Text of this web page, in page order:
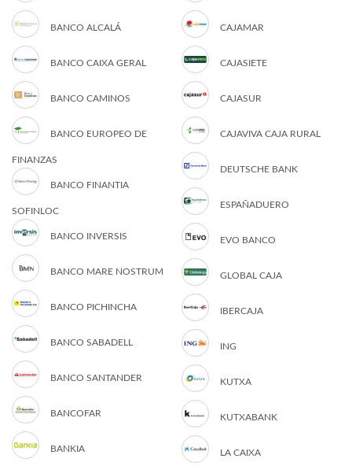
BANCO ALCALÁ
BANCO CAIXA GERAL
BANCO CAMINOS
BANCO EUROPEO DE
FINANZAS
BANCO FINANTIA
SOFINLOC
BANCO INVERSIS
BANCO MARE NOSTRUM
BANCO PICHINCHA
BANCO SABADELL
BANCO SANTANDER
BANCOFAR
BANKIA
CAJAMAR
CAJASIETE
CAJASUR
CAJAVIVA CAJA RURAL
DEUTSCHE BANK
ESPAÑADUERO
EVO BANCO
GLOBAL CAJA
IBERCAJA
ING
KUTXA
KUTXABANK
LA CAIXA